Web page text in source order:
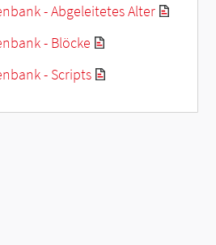
- Abgeleitetes Alter
- Blöcke
- Scripts